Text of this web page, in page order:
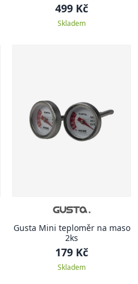
499 Kč
Skladem
Gusta Mini teploměr na maso
2ks
179 Kč
Skladem